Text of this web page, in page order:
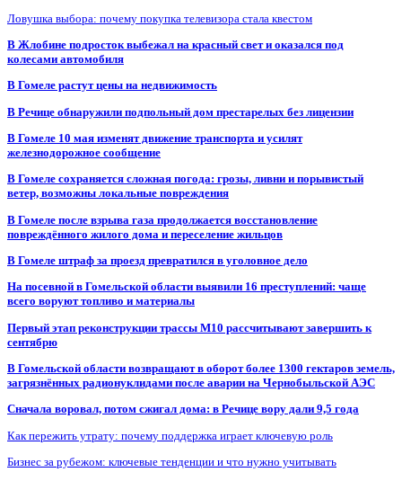
Ловушка выбора: почему покупка телевизора стала квестом
В Жлобине подросток выбежал на красный свет и оказался под
колесами автомобиля
В Гомеле растут цены на недвижимость
В Речице обнаружили подпольный дом престарелых без лицензии
В Гомеле 10 мая изменят движение транспорта и усилят
железнодорожное сообщение
В Гомеле сохраняется сложная погода: грозы, ливни и порывистый
ветер, возможны локальные повреждения
В Гомеле после взрыва газа продолжается восстановление
повреждённого жилого дома и переселение жильцов
В Гомеле штраф за проезд превратился в уголовное дело
На посевной в Гомельской области выявили 16 преступлений: чаще
всего воруют топливо и материалы
Первый этап реконструкции трассы М10 рассчитывают завершить к
сентябрю
В Гомельской области возвращают в оборот более 1300 гектаров земель,
загрязнённых радионуклидами после аварии на Чернобыльской АЭС
Сначала воровал, потом сжигал дома: в Речице вору дали 9,5 года
Как пережить утрату: почему поддержка играет ключевую роль
Бизнес за рубежом: ключевые тенденции и что нужно учитывать